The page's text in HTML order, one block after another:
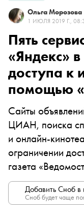
Ольга Морозова
1 ИЮЛЯ 2019 Г.,
Пять
«Яндекс»
доступа к
помощью
Сайты
ЦИАН, поиска
и онлайн-
ограничении
газета
Добавить Сноб в
Сноб будет чаще